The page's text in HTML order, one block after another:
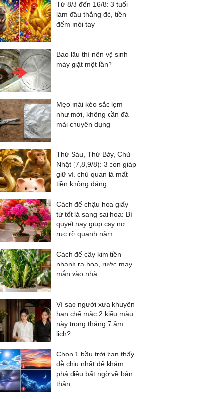
Từ 8/8 đến 16/8: 3 tuổi
làm đâu thắng đó, tiền
đếm mỏi tay
Bao lâu thì nên vệ sinh
máy giặt một lần?
Mẹo mài kéo sắc lẹm
như mới, không cần đá
mài chuyên dụng
Thứ Sáu, Thứ Bảy, Chủ
Nhật (7,8,9/8): 3 con giáp
giữ ví, chủ quan là mất
tiền không đáng
Cách để chậu hoa giấy
từ tốt lá sang sai hoa: Bí
quyết này giúp cây nở
rực rỡ quanh năm
Cách để cây kim tiền
nhanh ra hoa, rước may
mắn vào nhà
Vì sao người xưa khuyên
hạn chế mặc 2 kiểu màu
này trong tháng 7 âm
lịch?
Chọn 1 bầu trời bạn thấy
dễ chịu nhất để khám
phá điều bất ngờ về bản
thân